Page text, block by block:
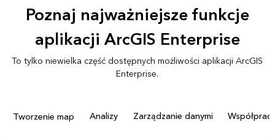
Poznaj najważniejsze funkcje
aplikacji ArcGIS Enterprise
To tylko niewielka część dostępnych możliwości aplikacji ArcGIS
Enterprise.
Tworzenie map Analizy Zarządzanie danymi